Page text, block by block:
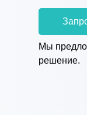
Мы
решение.